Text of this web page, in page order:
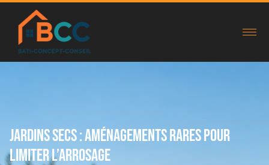
Jardins secs : aménagements rares pour
limiter l’arrosage